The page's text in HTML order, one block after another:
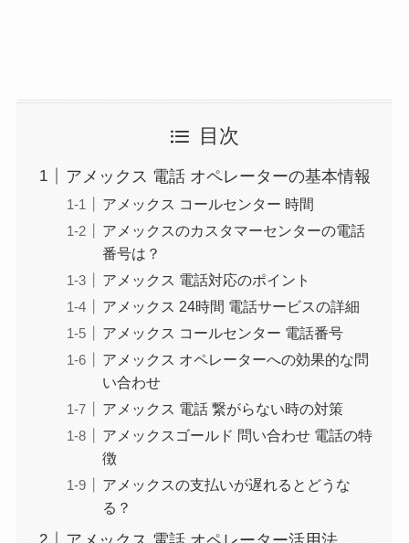
目次
アメックス 電話 オペレーターの基本情報
アメックス コールセンター 時間
アメックスのカスタマーセンターの電話
番号は？
アメックス 電話対応のポイント
アメックス 24時間 電話サービスの詳細
アメックス コールセンター 電話番号
アメックス オペレーターへの効果的な問
い合わせ
アメックス 電話 繋がらない時の対策
アメックスゴールド 問い合わせ 電話の特
徴
アメックスの支払いが遅れるとどうな
る？